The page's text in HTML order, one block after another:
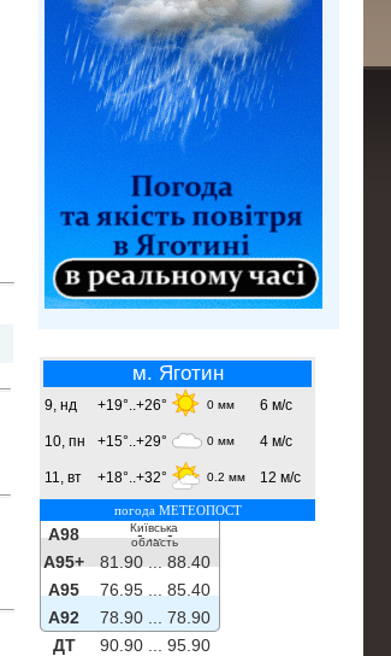
м. Яготин
9, нд +19°..+26° 0 мм 6 м/с
10, пн +15°..+29° 0 мм 4 м/с
11, вт +18°..+32° 0.2 мм 12 м/с
погода МЕТЕОПОСТ
Київська
область
A98 - ...-
A95+
81.90 ...
88.40
A95
76.95 ...
85.40
A92
78.90 ...
78.90
ДТ
90.90 ...
95.90